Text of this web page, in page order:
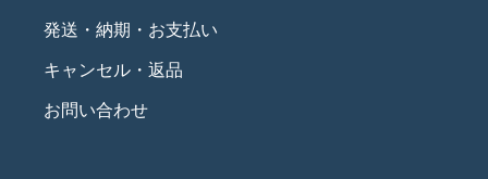
発送・納期・お支払い
キャンセル・返品
お問い合わせ